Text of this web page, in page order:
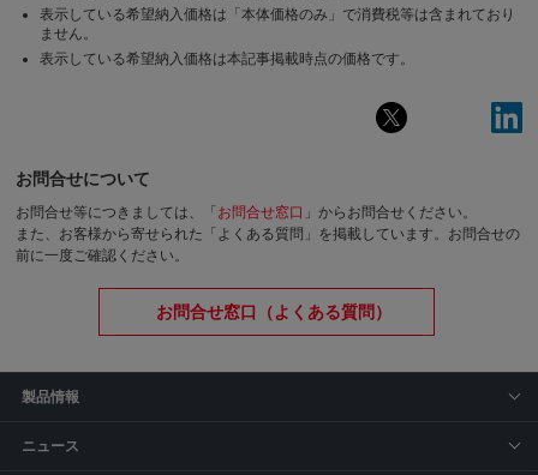
表示している希望納入価格は「本体価格のみ」で消費税等は含まれており
ません。
表示している希望納入価格は本記事掲載時点の価格です。
お問合せについて
お問合せ等につきましては、「 お問合せ窓口 」からお問合せください。
また、お客様から寄せられた「よくある質問」を掲載しています。お問合せの
前に一度ご確認ください。
お問合せ窓口（よくある質問）
製品情報
ニュース